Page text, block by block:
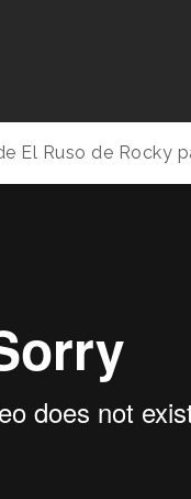
de El Ruso de Rocky